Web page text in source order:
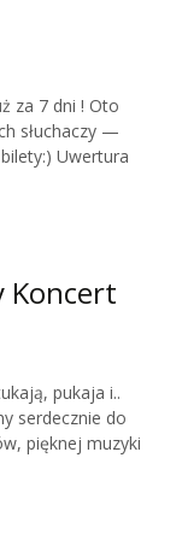
za 7 dni ! Oto
słuchaczy —
Uwertura
zatem
Koncert
pukaja i..
serdecznie do
pięknej muzyki